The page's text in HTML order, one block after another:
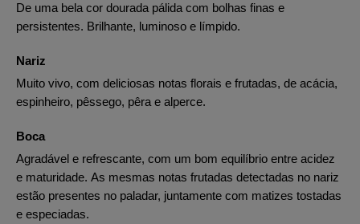
De uma bela cor dourada pálida com bolhas finas e
persistentes. Brilhante, luminoso e límpido.
Nariz
Muito vivo, com deliciosas notas florais e frutadas, de acácia,
espinheiro, pêssego, pêra e alperce.
Boca
Agradável e refrescante, com um bom equilíbrio entre acidez
e maturidade. As mesmas notas frutadas detectadas no nariz
estão presentes no paladar, juntamente com matizes tostadas
e especiadas.